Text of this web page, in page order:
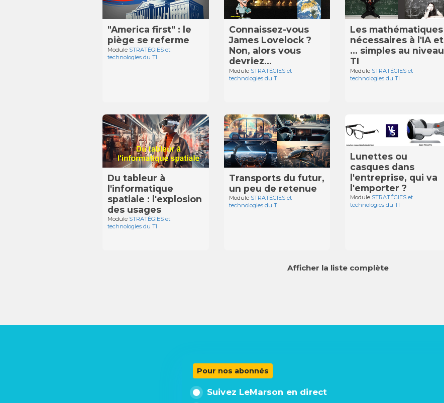
"America first" : le
piège se referme
Module STRATÉGIES et
technologies du TI
Connaissez-vous
James Lovelock ?
Non, alors vous
devriez…
Module STRATÉGIES et
technologies du TI
Les mathématiques
nécessaires à l'IA et
… simples au niveau
TI
Module STRATÉGIES et
technologies du TI
Du tableur à
l'informatique
spatiale : l'explosion
des usages
Module STRATÉGIES et
technologies du TI
Transports du futur,
un peu de retenue
Module STRATÉGIES et
technologies du TI
Lunettes ou
casques dans
l'entreprise, qui va
l'emporter ?
Module STRATÉGIES et
technologies du TI
Afficher la liste complète
Pour nos abonnés
Suivez LeMarson en direct